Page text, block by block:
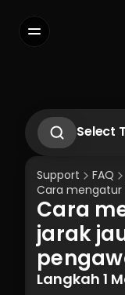
Terms of Service
Privacy Policy
Select
Cara
Cara
Support
FAQ
Cara mengatur
Cara
jarak
Langkah 1